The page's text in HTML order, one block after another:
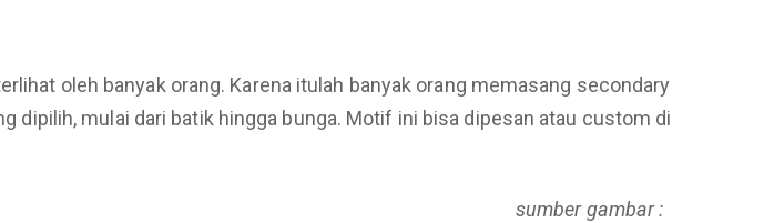
oleh banyak orang. Karena itulah banyak orang memasang secondary
dipilih, mulai dari batik hingga bunga. Motif ini bisa dipesan atau custom di
sumber gambar :